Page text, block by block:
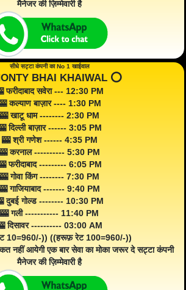
मैनेजर की ज़िम्मेवारी है
सीधे सट्टा कंपनी का No 1 खाईवाल
BHAI KHAIWAL ⭕️
फरीदाबाद सवेरा --- 12:30 PM
कल्याण बाज़ार ---- 1:30 PM
🎰 खाटू धाम -------- 2:30 PM
दिल्ली बाज़ार ------ 3:05 PM
🎰 श्री गणेश ------ 4:35 PM
🎰 करनाल ---------- 5:30 PM
फरीदाबाद --------- 6:05 PM
🎰 गोवा किंग -------- 7:30 PM
🎰 गाजियाबाद ------- 9:40 PM
दुबई गोल्ड -------- 10:30 PM
🎰 गली ----------- 11:40 PM
दिसावर ---------- 03:00 AM
10=960/-)) ((हरूफ़ रेट 100=960/-))
नहीं आयेगी एक बार सेवा का मोका जरूर दे सट्टा कंपनी
मैनेजर की ज़िम्मेवारी है